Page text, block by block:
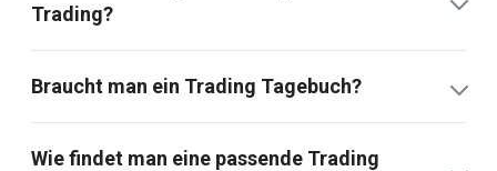
Trading?
Braucht man ein Trading Tagebuch?
Wie findet man eine passende Trading